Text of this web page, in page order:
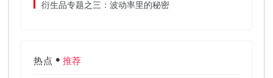
衍生品专题之三：波动率里的秘密
热点 推荐